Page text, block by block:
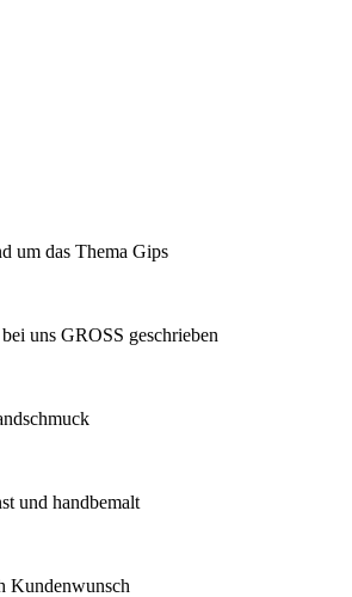
um das Thema Gips
uns GROSS geschrieben
und handbemalt
Kundenwunsch